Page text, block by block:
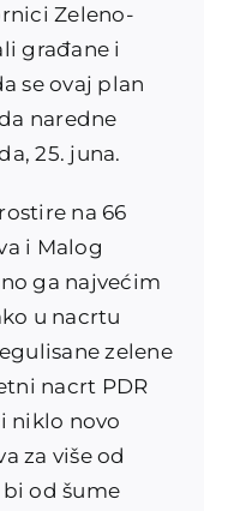
Zeleno-
građane i
se ovaj plan
naredne
25. juna.
na 66
i Malog
ga najvećim
u nacrtu
zelene
nacrt PDR
niklo novo
za više od
bi od šume